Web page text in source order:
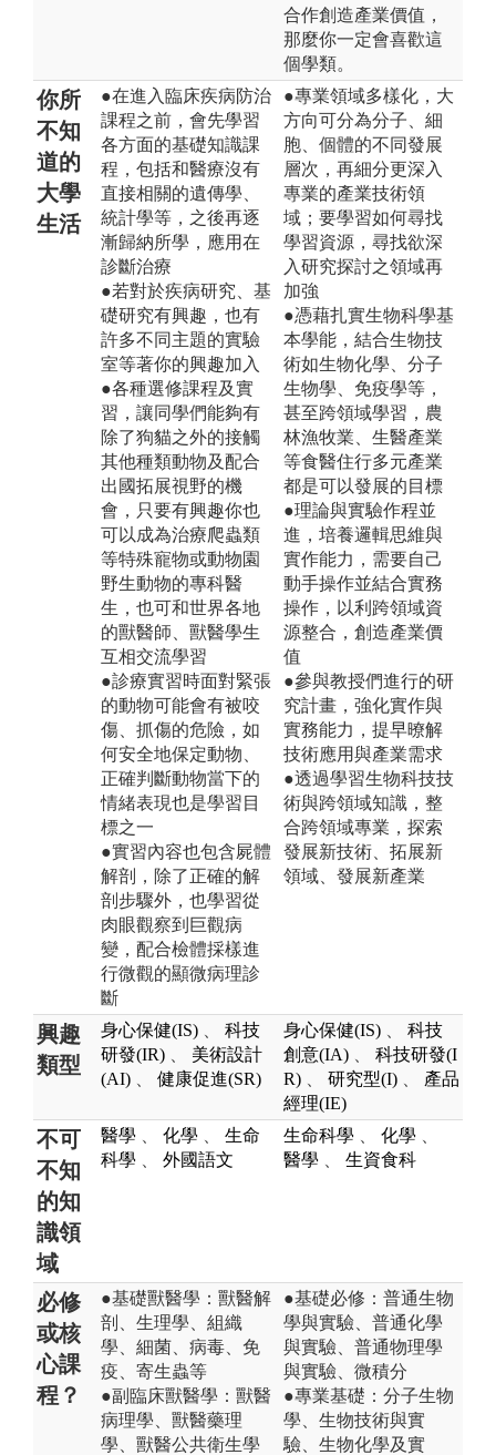
合作創造產業價值，
那麼你一定會喜歡這
個學類。
你所
不知
道的
大學
生活
●在進入臨床疾病防治
課程之前，會先學習
各方面的基礎知識課
程，包括和醫療沒有
直接相關的遺傳學、
統計學等，之後再逐
漸歸納所學，應用在
診斷治療
●若對於疾病研究、基
礎研究有興趣，也有
許多不同主題的實驗
室等著你的興趣加入
●各種選修課程及實
習，讓同學們能夠有
除了狗貓之外的接觸
其他種類動物及配合
出國拓展視野的機
會，只要有興趣你也
可以成為治療爬蟲類
等特殊寵物或動物園
野生動物的專科醫
生，也可和世界各地
的獸醫師、獸醫學生
互相交流學習
●診療實習時面對緊張
的動物可能會有被咬
傷、抓傷的危險，如
何安全地保定動物、
正確判斷動物當下的
情緒表現也是學習目
標之一
●實習內容也包含屍體
解剖，除了正確的解
剖步驟外，也學習從
肉眼觀察到巨觀病
變，配合檢體採樣進
行微觀的顯微病理診
斷
●專業領域多樣化，大
方向可分為分子、細
胞、個體的不同發展
層次，再細分更深入
專業的產業技術領
域；要學習如何尋找
學習資源，尋找欲深
入研究探討之領域再
加強
●憑藉扎實生物科學基
本學能，結合生物技
術如生物化學、分子
生物學、免疫學等，
甚至跨領域學習，農
林漁牧業、生醫產業
等食醫住行多元產業
都是可以發展的目標
●理論與實驗作程並
進，培養邏輯思維與
實作能力，需要自己
動手操作並結合實務
操作，以利跨領域資
源整合，創造產業價
值
●參與教授們進行的研
究計畫，強化實作與
實務能力，提早暸解
技術應用與產業需求
●透過學習生物科技技
術與跨領域知識，整
合跨領域專業，探索
發展新技術、拓展新
領域、發展新產業
興趣
類型
身心保健(IS)
科技
研發(IR)
美術設計
(AI)
健康促進(SR)
身心保健(IS)
科技
創意(IA)
科技研發(I
R)
研究型(I)
產品
經理(IE)
不可
不知
的知
識領
域
醫學 化學
生命
科學
外國語文
生命科學 化學
醫學
生資食科
必修
或核
心課
程？
●基礎獸醫學：獸醫解
剖、生理學、組織
學、細菌、病毒、免
疫、寄生蟲等
●副臨床獸醫學：獸醫
病理學、獸醫藥理
學、獸醫公共衛生學
●基礎必修：普通生物
學與實驗、普通化學
與實驗、普通物理學
與實驗、微積分
●專業基礎：分子生物
學、生物技術與實
驗、生物化學及實